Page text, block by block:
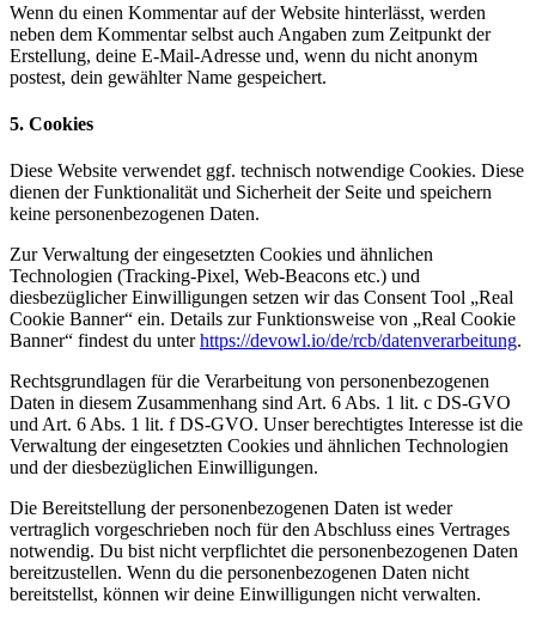
Wenn du einen Kommentar auf der Website hinterlässt, werden
neben dem Kommentar selbst auch Angaben zum Zeitpunkt der
Erstellung, deine E-Mail-Adresse und, wenn du nicht anonym
postest, dein gewählter Name gespeichert.
5. Cookies
Diese Website verwendet ggf. technisch notwendige Cookies. Diese
dienen der Funktionalität und Sicherheit der Seite und speichern
keine personenbezogenen Daten.
Zur Verwaltung der eingesetzten Cookies und ähnlichen
Technologien (Tracking-Pixel, Web-Beacons etc.) und
diesbezüglicher Einwilligungen setzen wir das Consent Tool „Real
Cookie Banner“ ein. Details zur Funktionsweise von „Real Cookie
Banner“ findest du unterhttps://devowl.io/de/rcb/datenverarbeitung.
Rechtsgrundlagen für die Verarbeitung von personenbezogenen
Daten in diesem Zusammenhang sind Art. 6 Abs. 1 lit. c DS-GVO
und Art. 6 Abs. 1 lit. f DS-GVO. Unser berechtigtes Interesse ist die
Verwaltung der eingesetzten Cookies und ähnlichen Technologien
und der diesbezüglichen Einwilligungen.
Die Bereitstellung der personenbezogenen Daten ist weder
vertraglich vorgeschrieben noch für den Abschluss eines Vertrages
notwendig. Du bist nicht verpflichtet die personenbezogenen Daten
bereitzustellen. Wenn du die personenbezogenen Daten nicht
bereitstellst, können wir deine Einwilligungen nicht verwalten.